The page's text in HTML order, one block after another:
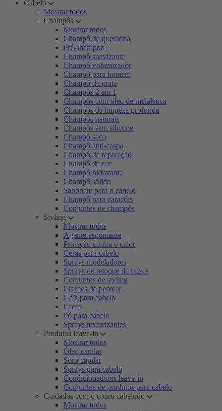
Cabelo
Mostrar todos
Champôs
Mostrar todos
Champô de queratina
Pré-shampoo
Champô suavizante
Champô volumizador
Champô para homem
Champô de prata
Champôs 2 em 1
Champôs com óleo de melaleuca
Champôs de limpeza profunda
Champôs naturais
Champôs sem silicone
Champô seco
Champô anti-caspa
Champô de reparação
Champô de cor
Champô hidratante
Champô sólido
Sabonete para o cabelo
Champô para caracóis
Conjuntos de champôs
Styling
Mostrar todos
Agente espumante
Proteção contra o calor
Ceras para cabelo
Sprays modeladores
Sprays de retoque de raízes
Conjuntos de styling
Cremes de pentear
Géis para cabelo
Lacas
Pó para cabelo
Sprays texturizantes
Produtos leave-in
Mostrar todos
Óleo capilar
Soro capilar
Sprays para cabelo
Condicionadores leave-in
Conjuntos de produtos para cabelo
Cuidados com o couro cabeludo
Mostrar todos